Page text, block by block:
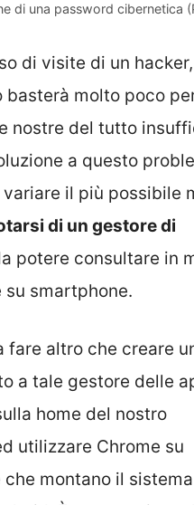
di una password cibernetica
di visite di un
basterà molto poco
nostre del tutto
a questo
variare il più possibile
di un gestore di
potere consultare in
smartphone.
fare altro che creare
a tale gestore delle
home del nostro
utilizzare Chrome su
montano il sistema